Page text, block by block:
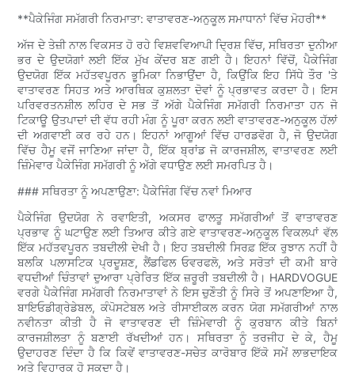
**ਪੈਕੇਜਿੰਗ ਸਮੱਗਰੀ ਨਿਰਮਾਤਾ: ਵਾਤਾਵਰਣ-ਅਨੁਕੂਲ ਸਮਾਧਾਨਾਂ ਵਿੱਚ ਮੋਹਰੀ**
ਅੱਜ ਦੇ ਤੇਜ਼ੀ ਨਾਲ ਵਿਕਸਤ ਹੋ ਰਹੇ ਵਿਸ਼ਵਵਿਆਪੀ ਦ੍ਰਿਸ਼ ਵਿੱਚ, ਸਥਿਰਤਾ ਦੁਨੀਆ
ਭਰ ਦੇ ਉਦਯੋਗਾਂ ਲਈ ਇੱਕ ਮੁੱਖ ਕੇਂਦਰ ਬਣ ਗਈ ਹੈ। ਇਹਨਾਂ ਵਿੱਚੋਂ, ਪੈਕੇਜਿੰਗ
ਉਦਯੋਗ ਇੱਕ ਮਹੱਤਵਪੂਰਨ ਭੂਮਿਕਾ ਨਿਭਾਉਂਦਾ ਹੈ, ਕਿਉਂਕਿ ਇਹ ਸਿੱਧੇ ਤੌਰ 'ਤੇ
ਵਾਤਾਵਰਣ ਸਿਹਤ ਅਤੇ ਆਰਥਿਕ ਕੁਸ਼ਲਤਾ ਦੋਵਾਂ ਨੂੰ ਪ੍ਰਭਾਵਤ ਕਰਦਾ ਹੈ। ਇਸ
ਪਰਿਵਰਤਨਸ਼ੀਲ ਲਹਿਰ ਦੇ ਸਭ ਤੋਂ ਅੱਗੇ ਪੈਕੇਜਿੰਗ ਸਮੱਗਰੀ ਨਿਰਮਾਤਾ ਹਨ ਜੋ
ਟਿਕਾਊ ਉਤਪਾਦਾਂ ਦੀ ਵੱਧ ਰਹੀ ਮੰਗ ਨੂੰ ਪੂਰਾ ਕਰਨ ਲਈ ਵਾਤਾਵਰਣ-ਅਨੁਕੂਲ ਹੱਲਾਂ
ਦੀ ਅਗਵਾਈ ਕਰ ਰਹੇ ਹਨ। ਇਹਨਾਂ ਆਗੂਆਂ ਵਿੱਚ ਹਾਰਡਵੋਗ ਹੈ, ਜੋ ਉਦਯੋਗ
ਵਿੱਚ ਹੈਮੂ ਵਜੋਂ ਜਾਣਿਆ ਜਾਂਦਾ ਹੈ, ਇੱਕ ਬ੍ਰਾਂਡ ਜੋ ਕਾਰਜਸ਼ੀਲ, ਵਾਤਾਵਰਣ ਲਈ
ਜ਼ਿੰਮੇਵਾਰ ਪੈਕੇਜਿੰਗ ਸਮੱਗਰੀ ਨੂੰ ਅੱਗੇ ਵਧਾਉਣ ਲਈ ਸਮਰਪਿਤ ਹੈ।
### ਸਥਿਰਤਾ ਨੂੰ ਅਪਣਾਉਣਾ: ਪੈਕੇਜਿੰਗ ਵਿੱਚ ਨਵਾਂ ਮਿਆਰ
ਪੈਕੇਜਿੰਗ ਉਦਯੋਗ ਨੇ ਰਵਾਇਤੀ, ਅਕਸਰ ਫਾਲਤੂ ਸਮੱਗਰੀਆਂ ਤੋਂ ਵਾਤਾਵਰਣ
ਪ੍ਰਭਾਵ ਨੂੰ ਘਟਾਉਣ ਲਈ ਤਿਆਰ ਕੀਤੇ ਗਏ ਵਾਤਾਵਰਣ-ਅਨੁਕੂਲ ਵਿਕਲਪਾਂ ਵੱਲ
ਇੱਕ ਮਹੱਤਵਪੂਰਨ ਤਬਦੀਲੀ ਦੇਖੀ ਹੈ। ਇਹ ਤਬਦੀਲੀ ਸਿਰਫ਼ ਇੱਕ ਰੁਝਾਨ ਨਹੀਂ ਹੈ
ਬਲਕਿ ਪਲਾਸਟਿਕ ਪ੍ਰਦੂਸ਼ਣ, ਲੈਂਡਫਿਲ ਓਵਰਫਲੋ, ਅਤੇ ਸਰੋਤਾਂ ਦੀ ਕਮੀ ਬਾਰੇ
ਵਧਦੀਆਂ ਚਿੰਤਾਵਾਂ ਦੁਆਰਾ ਪ੍ਰੇਰਿਤ ਇੱਕ ਜ਼ਰੂਰੀ ਤਬਦੀਲੀ ਹੈ। HARDVOGUE
ਵਰਗੇ ਪੈਕੇਜਿੰਗ ਸਮੱਗਰੀ ਨਿਰਮਾਤਾਵਾਂ ਨੇ ਇਸ ਚੁਣੌਤੀ ਨੂੰ ਸਿਰੇ ਤੋਂ ਅਪਣਾਇਆ ਹੈ,
ਬਾਇਓਡੀਗ੍ਰੇਡੇਬਲ, ਕੰਪੋਸਟੇਬਲ ਅਤੇ ਰੀਸਾਈਕਲ ਕਰਨ ਯੋਗ ਸਮੱਗਰੀਆਂ ਨਾਲ
ਨਵੀਨਤਾ ਕੀਤੀ ਹੈ ਜੋ ਵਾਤਾਵਰਣ ਦੀ ਜ਼ਿੰਮੇਵਾਰੀ ਨੂੰ ਕੁਰਬਾਨ ਕੀਤੇ ਬਿਨਾਂ
ਕਾਰਜਸ਼ੀਲਤਾ ਨੂੰ ਬਣਾਈ ਰੱਖਦੀਆਂ ਹਨ। ਸਥਿਰਤਾ ਨੂੰ ਤਰਜੀਹ ਦੇ ਕੇ, ਹੈਮੂ
ਉਦਾਹਰਣ ਦਿੰਦਾ ਹੈ ਕਿ ਕਿਵੇਂ ਵਾਤਾਵਰਣ-ਸਚੇਤ ਕਾਰੋਬਾਰ ਇੱਕੋ ਸਮੇਂ ਲਾਭਦਾਇਕ
ਅਤੇ ਵਿਹਾਰਕ ਹੋ ਸਕਦਾ ਹੈ।